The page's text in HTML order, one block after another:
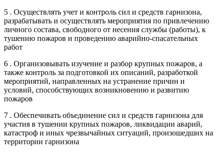
5 . Осуществлять учет и контроль сил и средств гарнизона,
разрабатывать и осуществлять мероприятия по привлечению
личного состава, свободного от несения службы (работы), к
тушению пожаров и проведению аварийно-спасательных
работ
6 . Организовывать изучение и разбор крупных пожаров, а
также контроль за подготовкой их описаний, разработкой
мероприятий, направленных на устранение причин и
условий, способствующих возникновению и развитию
пожаров
7 . Обеспечивать объединение сил и средств гарнизона для
участия в тушении крупных пожаров, ликвидации аварий,
катастроф и иных чрезвычайных ситуаций, произошедших на
территории гарнизона